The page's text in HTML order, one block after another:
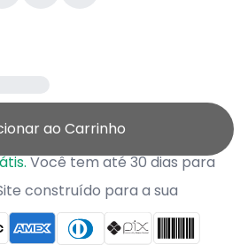
ao Carrinho
Você tem até 30 dias para
construído para a sua